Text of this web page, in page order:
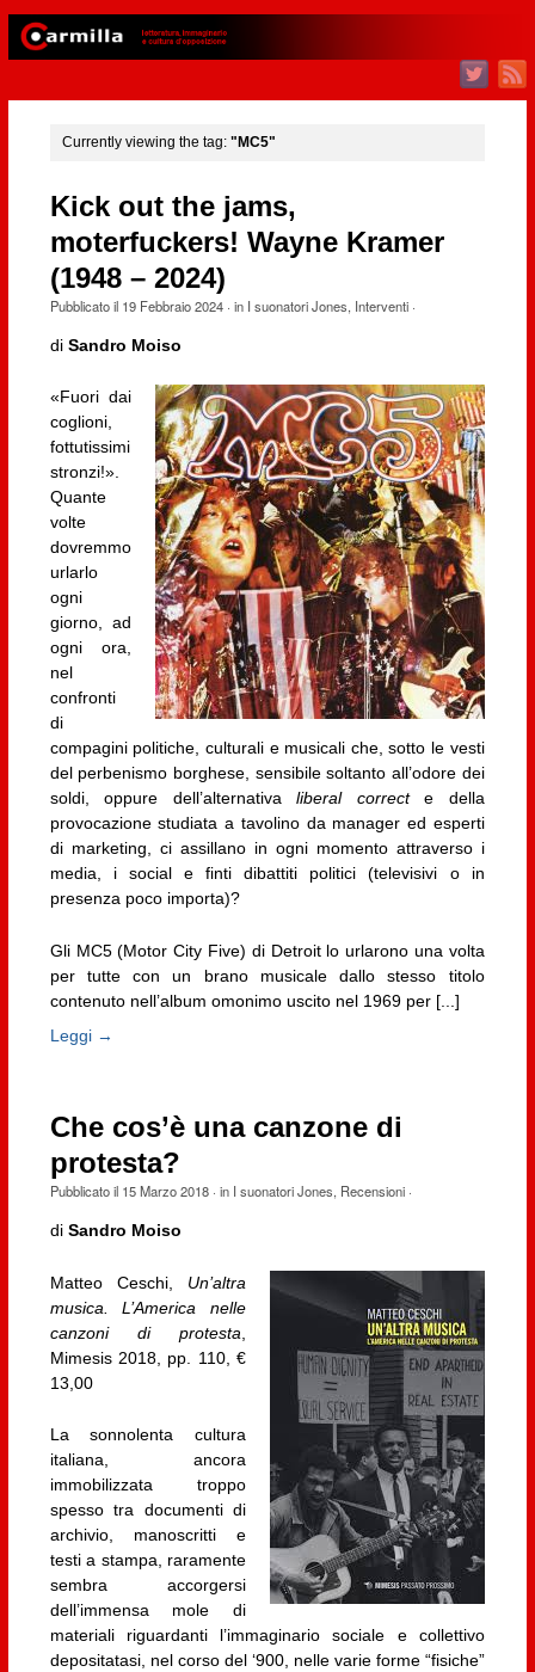
Currently viewing the tag: "MC5"
Kick out the jams,
moterfuckers! Wayne Kramer
(1948 – 2024)
Pubblicato il 19 Febbraio 2024· in I suonatori Jones, Interventi·
di Sandro Moiso
«Fuori dai
coglioni,
fottutissimi
stronzi!».
Quante
volte
dovremmo
urlarlo
ogni
giorno, ad
ogni ora,
nel
confronti
di
compagini politiche, culturali e musicali che, sotto le vesti
del perbenismo borghese, sensibile soltanto all’odore dei
soldi, oppure dell’alternativaliberal correcte della
provocazione studiata a tavolino da manager ed esperti
di marketing, ci assillano in ogni momento attraverso i
media, i social e finti dibattiti politici (televisivi o in
presenza poco importa)?
Gli MC5 (Motor City Five) di Detroit lo urlarono una volta
per tutte con un brano musicale dallo stesso titolo
contenuto nell’album omonimo uscito nel 1969 per [...]
Leggi →
Che cos’è una canzone di
protesta?
Pubblicato il 15 Marzo 2018· in I suonatori Jones, Recensioni·
di Sandro Moiso
Matteo Ceschi, Un’altra
musica. L’America nelle
canzoni di protesta
Mimesis 2018, pp. 110, €
13,00
La sonnolenta cultura
italiana, ancora
immobilizzata troppo
spesso tra documenti di
archivio, manoscritti e
testi a stampa, raramente
sembra accorgersi
dell’immensa mole di
materiali riguardanti l’immaginario sociale e collettivo
depositatasi, nel corso del ‘900, nelle varie forme “fisiche”